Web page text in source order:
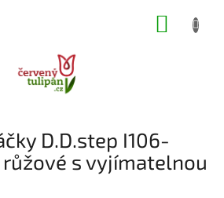
D.D.step I106-
s vyjímatelnou